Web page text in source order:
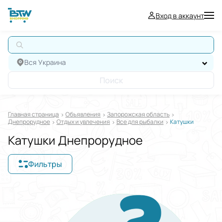
Вход в аккаунт
Вся Украина
Поиск
Главная страница Oбъявления
Запорожская область
Днепрорудное
Отдых и увлечения Все для рыбалки Катушки
Катушки Днепрорудное
Фильтры